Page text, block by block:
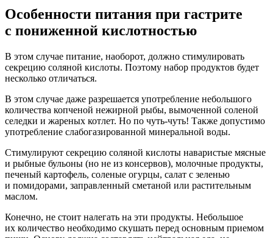
Особенности питания при гастрите
с пониженной кислотностью
В этом случае питание, наоборот, должно стимулировать
секрецию соляной кислоты. Поэтому набор продуктов будет
несколько отличаться.
В этом случае даже разрешается употребление небольшого
количества копченой нежирной рыбы, вымоченной соленой
селедки и жареных котлет. Но по чуть-чуть! Также допустимо
употребление слабогазированной минеральной воды.
Стимулируют секрецию соляной кислоты наваристые мясные
и рыбные бульоны (но не из консервов), молочные продукты,
печеный картофель, соленые огурцы, салат с зеленью
и помидорами, заправленный сметаной или растительным
маслом.
Конечно, не стоит налегать на эти продукты. Небольшое
их количество необходимо скушать перед основным приемом